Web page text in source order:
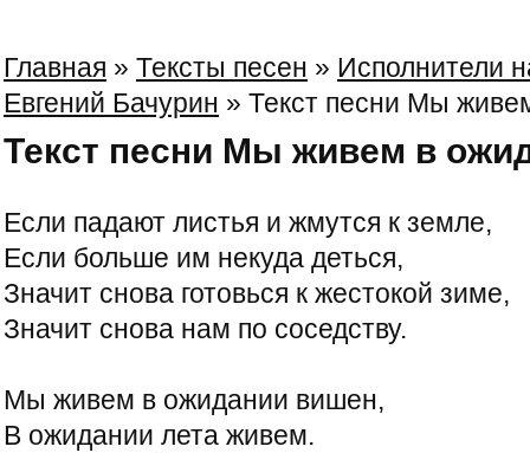
Главная » Тексты песен » Исполнители
Евгений Бачурин » Текст песни Мы
Текст песни Мы живем в
Если падают листья и жмутся к земле,
Если больше им некуда деться,
Значит снова готовься к жестокой зиме,
Значит снова нам по соседству.
Мы живем в ожидании вишен,
В ожидании лета живем.